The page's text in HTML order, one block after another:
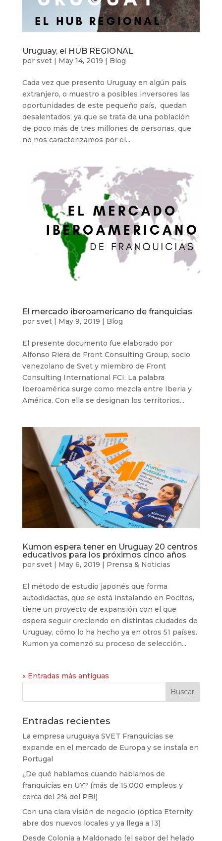
Uruguay, el HUB REGIONAL
por svet| May 14, 2019 | Blog
Cada vez que presento Uruguay en algún país
extranjero, o muestro a posibles inversores las
oportunidades de este pequeño país, quedan
desalentados; ya que se trata de una población
de poco más de tres millones de personas, que
no nos caracterizamos por el...
El mercado iberoamericano de franquicias
por svet| May 9, 2019 Blog
El presente documento fue elaborado por
Alfonso Riera de Front Consulting Group, socio
venezolano de Svet y miembro de Front
Consulting International FCI. La palabra
Iberoamérica surge como mezcla entre Iberia y
América. Con ella se designan los territorios...
Kumon espera tener en Uruguay 20 centros
educativos para los próximos cinco años
por svet| May 6, 2019 Prensa & Noticias
El método de estudio japonés que forma
autodidactas, que se está instalando en Pocitos,
tiene un proyecto de expansión con el que
espera seguir creciendo en distintas ciudades de
Uruguay, cómo lo ha hecho ya en otros 51 países.
Kumon ya comenzó su proceso de selección...
« Entradas más antiguas
Entradas recientes
La empresa uruguaya SVET Franquicias se
expande en el mercado de Europa y se instala en
Portugal
¿De qué hablamos cuando hablamos de
franquicias en UY? (más de 15.000 empleos y
cerca del 2% del PBI)
Con una clara visión de negocio (óptica Eternity
abre dos nuevos locales y ya llega a 13)
Desde Colonia a Maldonado (el sabor del helado